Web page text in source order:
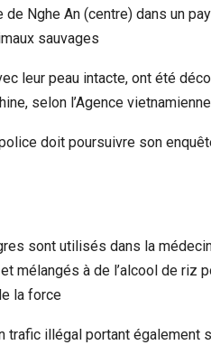
Nghe An (centre) dans un
sauvages.
leur peau intacte, ont été
selon l’Agence
doit poursuivre son
sont utilisés dans la
mélangés à de l’alcool de riz
la force.
trafic illégal portant également
يرفع أسمى آيات التهاني